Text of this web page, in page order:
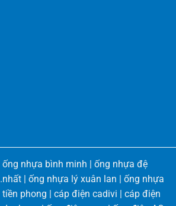
.
ống nhựa bình minh
ống nhựa đệ
nhất
ống nhựa lý xuân lan
ống nhựa
tiền phong
cáp điện cadivi
cáp điện